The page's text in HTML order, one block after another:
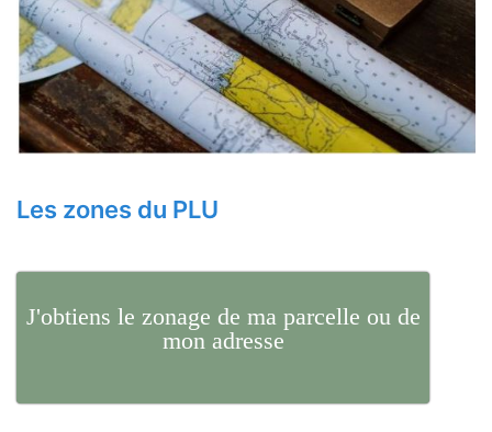
Les zones du PLU
J'obtiens le zonage de ma parcelle ou de
mon adresse